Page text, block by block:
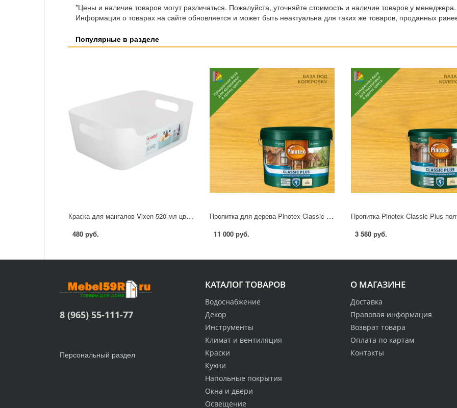
*Цены и наличие товаров могут различаться. Пожалуйста, уточняйте стоимость и наличие товаров у менеджера.
Информация о товарах на сайте обновляется и может быть неактуальна для таких же товаров, проданных
Популярные в разделе
Краска для мангалов Vixen 520 мл цвет черный
480 руб.
Пропитка для дерева Pinotex Classic Plus полуматовая прозрачный 9 л
11 000 руб. 3 580 руб.
О МАГАЗИНЕ
Доставка
Правовая информация
Возврат товара
Оплата по картам
Контакты
КАТАЛОГ ТОВАРОВ
Водоснабжение
Декор
Инструменты
Климат и вентиляция
Краски
Кухни
Напольные покрытия
Окна и двери
Освещение
8 (965) 55-111-77
Персональный раздел